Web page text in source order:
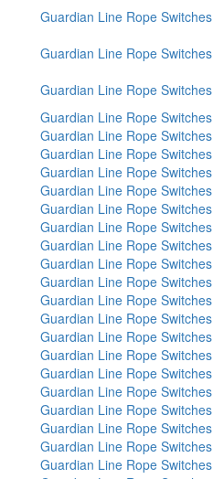
Guardian Line Rope
Guardian Line Rope
Guardian Line Rope
Guardian Line Rope
Guardian Line Rope
Guardian Line Rope
Guardian Line Rope
Guardian Line Rope
Guardian Line Rope
Guardian Line Rope
Guardian Line Rope
Guardian Line Rope
Guardian Line Rope
Guardian Line Rope
Guardian Line Rope
Guardian Line Rope
Guardian Line Rope
Guardian Line Rope
Guardian Line Rope
Guardian Line Rope
Guardian Line Rope
Guardian Line Rope
Guardian Line Rope